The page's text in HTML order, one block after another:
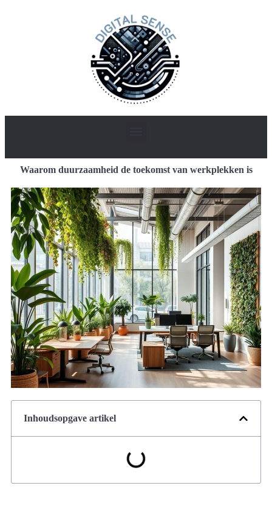
Waarom duurzaamheid de toekomst van werkplekken is
Inhoudsopgave artikel